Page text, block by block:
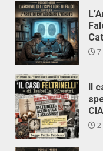
7
Il
CIA
2